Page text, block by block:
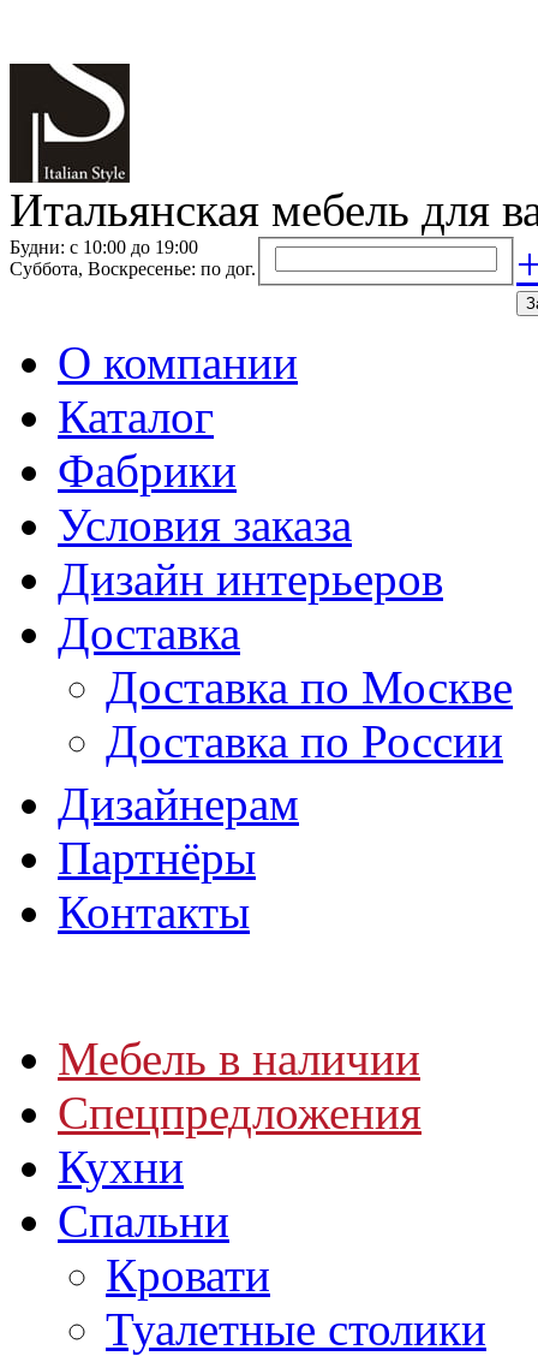
Итальянская мебель для
Будни: с 10:00 до 19:00
Суббота, Воскресенье: по дог.
О компании
Каталог
Фабрики
Условия заказа
Дизайн интерьеров
Доставка
Доставка по Москве
Доставка по России
Дизайнерам
Партнёры
Контакты
Мебель в наличии
Спецпредложения
Кухни
Спальни
Кровати
Туалетные столики